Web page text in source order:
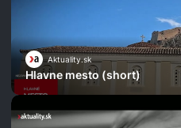
Aktuality.sk
Hlavne mesto (short)